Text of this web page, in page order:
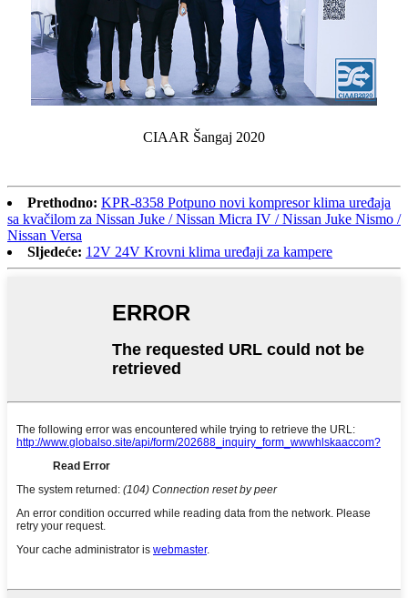
CIAAR Šangaj 2020
Prethodno: KPR-8358 Potpuno novi kompresor klima uređaja
sa kvačilom za Nissan Juke / Nissan Micra IV / Nissan Juke Nismo /
Nissan Versa
Sljedeće: 12V 24V Krovni klima uređaji za kampere